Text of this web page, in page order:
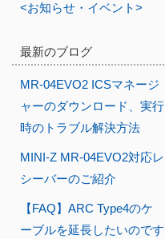
<お知らせ・イベント>
最新のブログ
MR-04EVO2 ICSマネージ
ャーのダウンロード、実行
時のトラブル解決方法
MINI-Z MR-04EVO2対応レ
シーバーのご紹介
【FAQ】ARC Type4のケ
ーブルを延長したいのです